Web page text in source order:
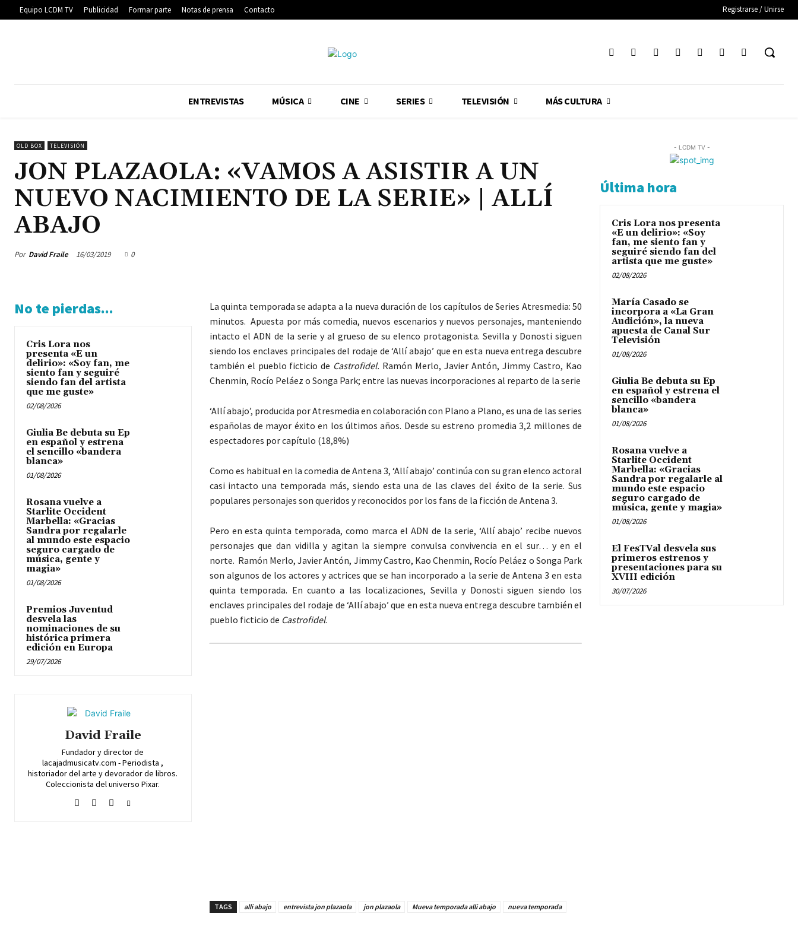
Equipo LCDM TV Publicidad Formar parte Notas de prensa Contacto Registrarse / Unirse
ENTREVISTAS MÚSICA CINE SERIES TELEVISIÓN MÁS CULTURA
OLD BOX TELEVISIÓN
JON PLAZAOLA: «VAMOS A ASISTIR A UN
NUEVO NACIMIENTO DE LA SERIE» | ALLÍ
ABAJO
Por David Fraile 16/03/2019 0
No te pierdas...
Cris Lora nos
presenta «E un
delirio»: «Soy fan, me
siento fan y seguiré
siendo fan del artista
que me guste»
02/08/2026
Giulia Be debuta su Ep
en español y estrena
el sencillo «bandera
blanca»
01/08/2026
Rosana vuelve a
Starlite Occident
Marbella: «Gracias
Sandra por regalarle
al mundo este espacio
seguro cargado de
música, gente y
magia»
01/08/2026
Premios Juventud
desvela las
nominaciones de su
histórica primera
edición en Europa
29/07/2026
David Fraile
Fundador y director de
lacajadmusicatv.com - Periodista ,
historiador del arte y devorador de libros.
Coleccionista del universo Pixar.
La quinta temporada se adapta a la nueva duración de los capítulos de Series Atresmedia: 50
minutos. Apuesta por más comedia, nuevos escenarios y nuevos personajes, manteniendo
intacto el ADN de la serie y al grueso de su elenco protagonista. Sevilla y Donosti siguen
siendo los enclaves principales del rodaje de ‘Allí abajo’ que en esta nueva entrega descubre
también el pueblo ficticio de Castrofidel. Ramón Merlo, Javier Antón, Jimmy Castro, Kao
Chenmin, Rocío Peláez o Songa Park; entre las nuevas incorporaciones al reparto de la serie
‘Allí abajo’, producida por Atresmedia en colaboración con Plano a Plano, es una de las series
españolas de mayor éxito en los últimos años. Desde su estreno promedia 3,2 millones de
espectadores por capítulo (18,8%)
Como es habitual en la comedia de Antena 3, ‘Allí abajo’ continúa con su gran elenco actoral
casi intacto una temporada más, siendo esta una de las claves del éxito de la serie. Sus
populares personajes son queridos y reconocidos por los fans de la ficción de Antena 3.
Pero en esta quinta temporada, como marca el ADN de la serie, ‘Allí abajo’ recibe nuevos
personajes que dan vidilla y agitan la siempre convulsa convivencia en el sur… y en el
norte. Ramón Merlo, Javier Antón, Jimmy Castro, Kao Chenmin, Rocío Peláez o Songa Park
son algunos de los actores y actrices que se han incorporado a la serie de Antena 3 en esta
quinta temporada. En cuanto a las localizaciones, Sevilla y Donosti siguen siendo los
enclaves principales del rodaje de ‘Allí abajo’ que en esta nueva entrega descubre también el
pueblo ficticio de Castrofidel.
TAGS alli abajo entrevista jon plazaola jon plazaola Mueva temporada alli abajo nueva temporada
- LCDM TV -
Última hora
Cris Lora nos presenta
«E un delirio»: «Soy
fan, me siento fan y
seguiré siendo fan del
artista que me guste»
02/08/2026
María Casado se
incorpora a «La Gran
Audición», la nueva
apuesta de Canal Sur
Televisión
01/08/2026
Giulia Be debuta su Ep
en español y estrena el
sencillo «bandera
blanca»
01/08/2026
Rosana vuelve a
Starlite Occident
Marbella: «Gracias
Sandra por regalarle al
mundo este espacio
seguro cargado de
música, gente y magia»
01/08/2026
El FesTVal desvela sus
primeros estrenos y
presentaciones para su
XVIII edición
30/07/2026